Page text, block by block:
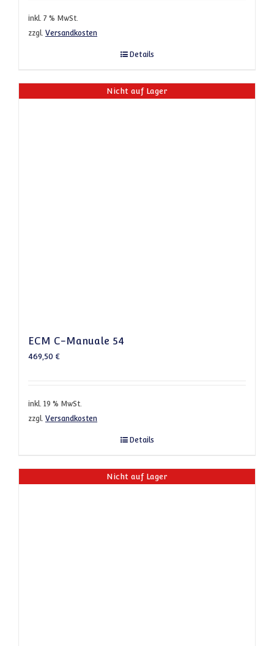
inkl. 7 % MwSt.
zzgl. Versandkosten
Details
Nicht auf Lager
ECM C-Manuale 54
469,50 €
inkl. 19 % MwSt.
zzgl. Versandkosten
Details
Nicht auf Lager